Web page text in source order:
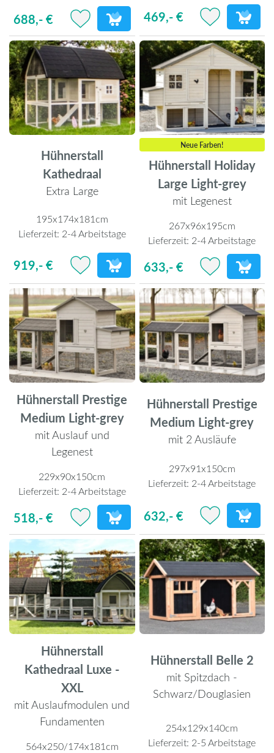
688,- € 469,- €
Hühnerstall
Kathedraal
Extra Large
195x174x181cm
Lieferzeit: 2-4 Arbeitstage
919,- €
Neue Farben!
Hühnerstall Holiday
Large Light-grey
mit Legenest
267x96x195cm
Lieferzeit: 2-4 Arbeitstage
633,- €
Hühnerstall Prestige
Medium Light-grey
mit Auslauf und
Legenest
229x90x150cm
Lieferzeit: 2-4 Arbeitstage
518,- €
Hühnerstall Prestige
Medium Light-grey
mit 2 Ausläufe
297x91x150cm
Lieferzeit: 2-4 Arbeitstage
632,- €
Hühnerstall
Kathedraal Luxe -
XXL
mit Auslaufmodulen und
Fundamenten
564x250/174x181cm
Hühnerstall Belle 2
mit Spitzdach -
Schwarz/Douglasien
254x129x140cm
Lieferzeit: 2-5 Arbeitstage